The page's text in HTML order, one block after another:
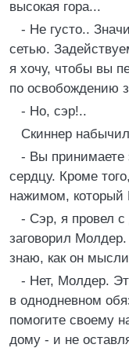
высокая гора...
- Не густо..
сетью.
я хочу, чтобы вы
по освобождению
- Но, сэр!..
Скиннер
- Вы принимаете
сердцу. Кроме
нажимом, который
- Сэр, я провел
заговорил
знаю, как он
- Нет, Молдер.
в однодневном
помогите своему
дому - и не